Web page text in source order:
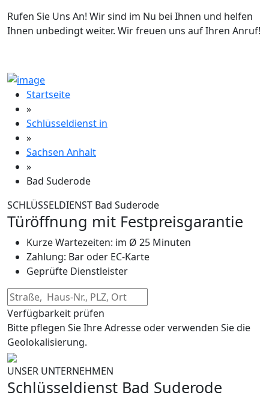
Rufen Sie Uns An! Wir sind im Nu bei Ihnen und helfen
Ihnen unbedingt weiter. Wir freuen uns auf Ihren Anruf!
Startseite
»
Schlüsseldienst in
»
Sachsen Anhalt
»
Bad Suderode
SCHLÜSSELDIENST Bad Suderode
Türöffnung mit Festpreisgarantie
Kurze Wartezeiten: im Ø 25 Minuten
Zahlung: Bar oder EC-Karte
Geprüfte Dienstleister
Verfügbarkeit prüfen
Bitte pflegen Sie Ihre Adresse oder verwenden Sie die
Geolokalisierung.
UNSER UNTERNEHMEN
Schlüsseldienst Bad Suderode